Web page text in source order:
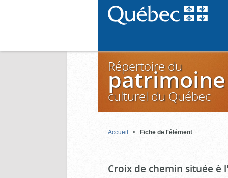
Répertoire du
patrimoine
culturel du Québec
Accueil Fiche de l'élément
Croix de chemin située è